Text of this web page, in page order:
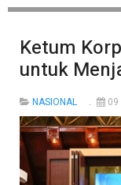
Ketum
untuk
NASIONAL